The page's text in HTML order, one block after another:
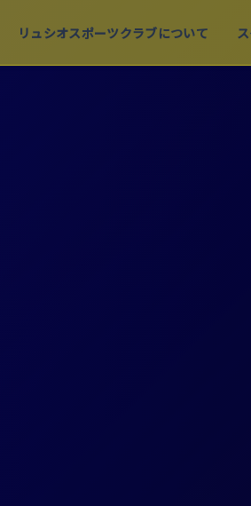
リュシオスポーツクラブについて